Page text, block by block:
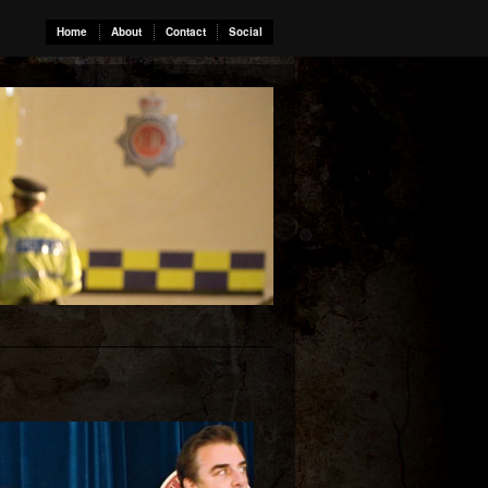
Home About Contact Social